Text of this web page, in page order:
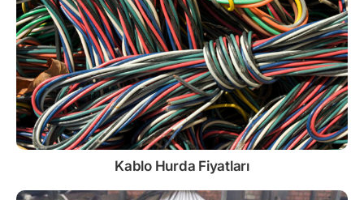
Kablo Hurda Fiyatları